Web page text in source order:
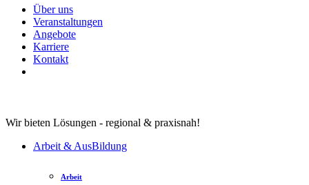
Über uns
Veranstaltungen
Angebote
Karriere
Kontakt
Wir bieten Lösungen - regional & praxisnah!
Arbeit & AusBildung
Arbeit